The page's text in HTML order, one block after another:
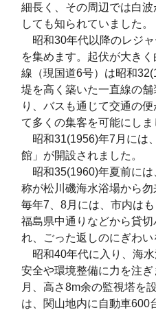
細長く、その周辺では白
しても知られていました。
昭和30年代以降のレジ
を集めます。起伏が大き
線（現国道6号）は昭和
堤を高く築いた一直線の
り、バスも通じて交通の
て多くの集客を可能にしま
昭和31(1956)年7月には
館」が開設されました。
昭和35(1960)年夏前には
称が松川磯海水浴場から
毎年7、8月には、市内は
福島県中通りなどから貸
れ、ごった返しのにぎわい
昭和40年代に入り、海
安全や環境整備に力を注
月、高さ8m余の監視塔を
は、関山地内に自動車600